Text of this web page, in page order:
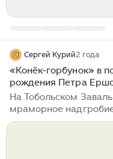
Сергей Курий2 года
«Конёк-горбунок» в
рождения Петра
На Тобольском
мраморное
парадоксальная